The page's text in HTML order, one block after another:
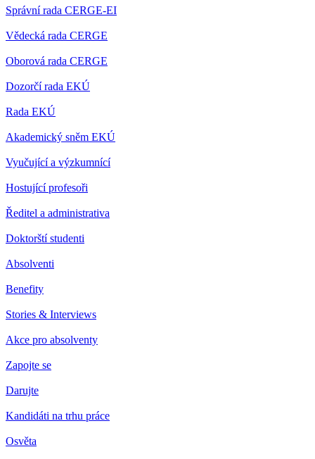
Správní rada CERGE-EI
Vědecká rada CERGE
Oborová rada CERGE
Dozorčí rada EKÚ
Rada EKÚ
Akademický sněm EKÚ
Vyučující a výzkumnící
Hostující profesoři
Ředitel a administrativa
Doktorští studenti
Absolventi
Benefity
Stories & Interviews
Akce pro absolventy
Zapojte se
Darujte
Kandidáti na trhu práce
Osvěta